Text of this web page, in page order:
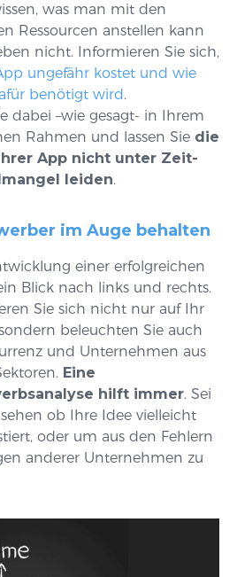
was man mit den
Ressourcen anstellen kann
nicht. Informieren Sie sich,
ungefähr kostet und wie
benötigt wird.
dabei –wie gesagt- in Ihrem
Rahmen und lassen Sie die
App nicht unter Zeit-
leiden.
im Auge behalten
einer erfolgreichen
Blick nach links und rechts.
Sie sich nicht nur auf Ihr
beleuchten Sie auch
und Unternehmen aus
Eine
hilft immer. Sei
ob Ihre Idee vielleicht
oder um aus den Fehlern
anderer Unternehmen zu